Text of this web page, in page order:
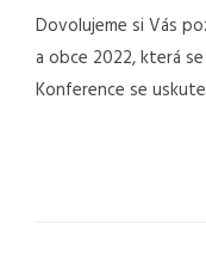
Dovolujeme si Vás
a obce 2022, která
Konference se